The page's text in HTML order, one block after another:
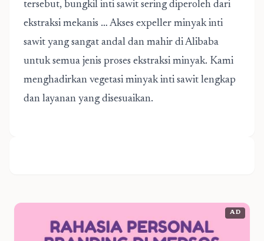
tersebut, bungkil inti sawit sering diperoleh dari
ekstraksi mekanis … Akses expeller minyak inti
sawit yang sangat andal dan mahir di Alibaba
untuk semua jenis proses ekstraksi minyak. Kami
menghadirkan vegetasi minyak inti sawit lengkap
dan layanan yang disesuaikan.
AD